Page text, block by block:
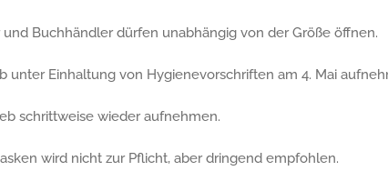
und Buchhändler dürfen unabhängig von der Größe öffnen.
unter Einhaltung von Hygienevorschriften am 4. Mai
schrittweise wieder aufnehmen.
wird nicht zur Pflicht, aber dringend empfohlen.